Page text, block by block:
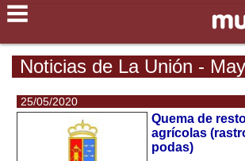
Noticias de La Unión -
25/05/2020
Quema de
agrícolas
podas)